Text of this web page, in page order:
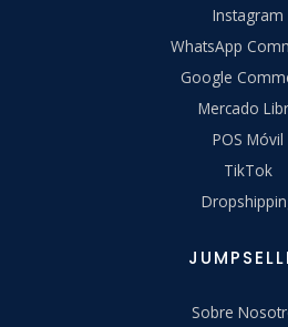
Instagram
WhatsApp
Google
Mercado
POS Móvil
TikTok
Sobre